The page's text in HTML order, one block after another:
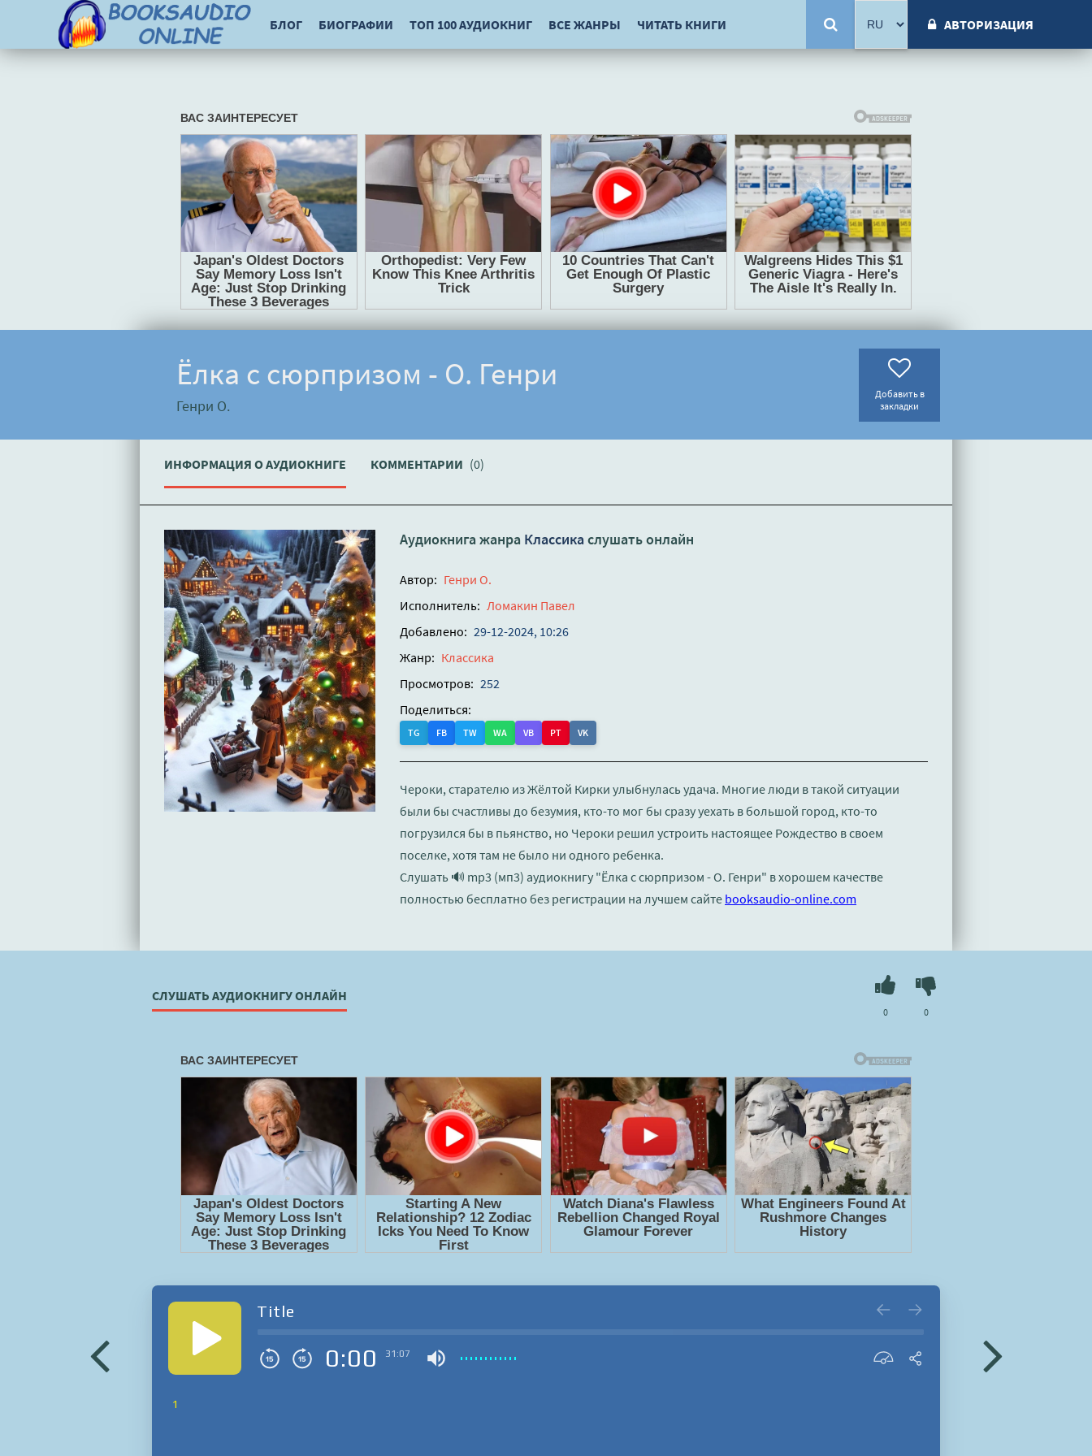
БЛОГ БИОГРАФИИ ТОП 100 АУДИОКНИГ ВСЕ ЖАНРЫ ЧИТАТЬ КНИГИ АВТОРИЗАЦИЯ
Ёлка с сюрпризом - О. Генри
Генри О.
Добавить в
закладки
ИНФОРМАЦИЯ О АУДИОКНИГЕ КОММЕНТАРИИ (0)
Аудиокнига жанра Классикаслушать онлайн
Автор: Генри О.
Исполнитель: Ломакин Павел
Добавлено: 29-12-2024, 10:26
Жанр: Классика
Просмотров: 252
Поделиться:
TG FB TW WA VB PT VK
Чероки, старателю из Жёлтой Кирки улыбнулась удача. Многие люди в такой ситуации
были бы счастливы до безумия, кто-то мог бы сразу уехать в большой город, кто-то
погрузился бы в пьянство, но Чероки решил устроить настоящее Рождество в своем
поселке, хотя там не было ни одного ребенка.
Слушать 🔊 mp3 (мп3) аудиокнигу "Ёлка с сюрпризом - О. Генри" в хорошем качестве
полностью бесплатно без регистрации на лучшем сайте booksaudio-online.com
СЛУШАТЬ АУДИОКНИГУ ОНЛАЙН
0 0
Title
0:00 31:07
1